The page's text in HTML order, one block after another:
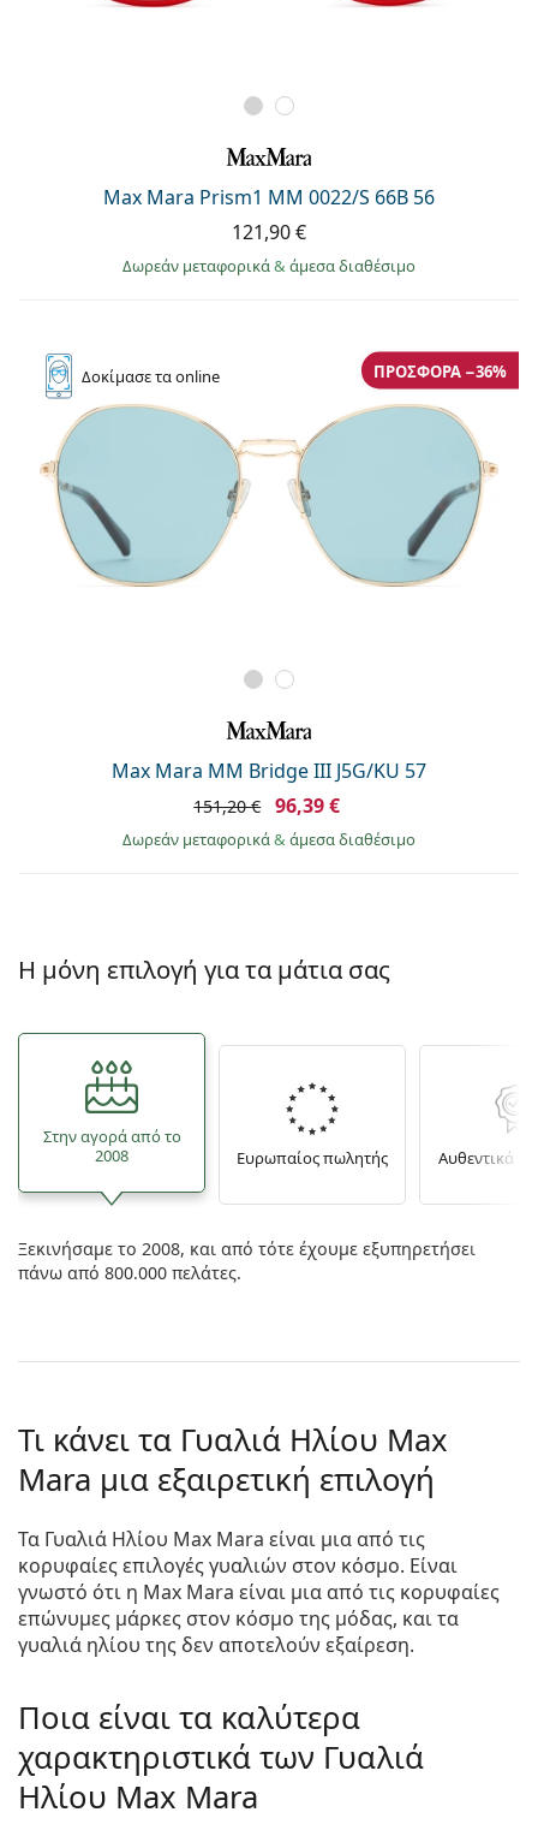
Max Mara Prism1 MM 0022/S 66B 56
121,90 €
Δωρεάν μεταφορικά& άμεσα διαθέσιμο
Δοκίμασετα online
Max Mara MM Bridge III J5G/KU 57
ΠΡΟΣΦΟΡΆ −36%
151,20 € 96,39 €
Δωρεάν μεταφορικά& άμεσα διαθέσιμο
Η μόνη επιλογή για τα μάτια σας
Στην αγορά από το
2008
Ευρωπαίος πωλητής Αυθεντικά
Ξεκινήσαμε το 2008, και από τότε έχουμε εξυπηρετήσει
πάνω από 800.000 πελάτες.
Τι κάνει τα Γυαλιά Ηλίου Max
Mara μια εξαιρετική επιλογή
Τα Γυαλιά Ηλίου Max Mara είναι μια από τις
κορυφαίες επιλογές γυαλιών στον κόσμο. Είναι
γνωστό ότι η Max Mara είναι μια από τις κορυφαίες
επώνυμες μάρκες στον κόσμο της μόδας, και τα
γυαλιά ηλίου της δεν αποτελούν εξαίρεση.
Ποια είναι τα καλύτερα
χαρακτηριστικά των Γυαλιά
Ηλίου Max Mara